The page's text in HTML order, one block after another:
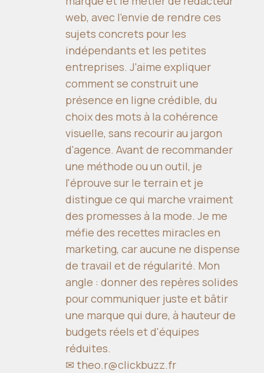
web, avec l'envie de rendre ces
sujets concrets pour les
indépendants et les petites
entreprises. J'aime expliquer
comment se construit une
présence en ligne crédible, du
choix des mots à la cohérence
visuelle, sans recourir au jargon
d'agence. Avant de recommander
une méthode ou un outil, je
l'éprouve sur le terrain et je
distingue ce qui marche vraiment
des promesses à la mode. Je me
méfie des recettes miracles en
marketing, car aucune ne dispense
de travail et de régularité. Mon
angle : donner des repères solides
pour communiquer juste et bâtir
une marque qui dure, à hauteur de
budgets réels et d'équipes
réduites.
✉ theo.r@clickbuzz.fr